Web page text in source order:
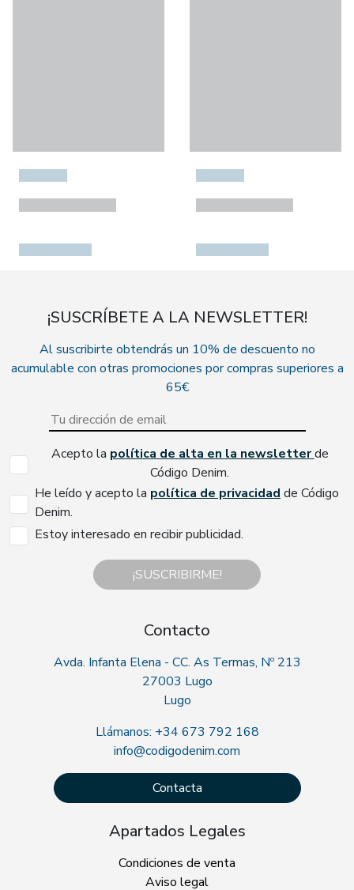
¡SUSCRÍBETE A LA NEWSLETTER!
Al suscribirte obtendrás un 10% de descuento no
acumulable con otras promociones por compras superiores a
65€
Acepto la política de alta en la newsletterde
Código Denim.
He leído y acepto la política de privacidadde Código
Denim.
Estoy interesado en recibir publicidad.
¡SUSCRIBIRME!
Contacto
Avda. Infanta Elena - CC. As Termas, Nº 213
27003 Lugo
Lugo
Llámanos: +34 673 792 168
info@codigodenim.com
Contacta
Apartados Legales
Condiciones de venta
Aviso legal